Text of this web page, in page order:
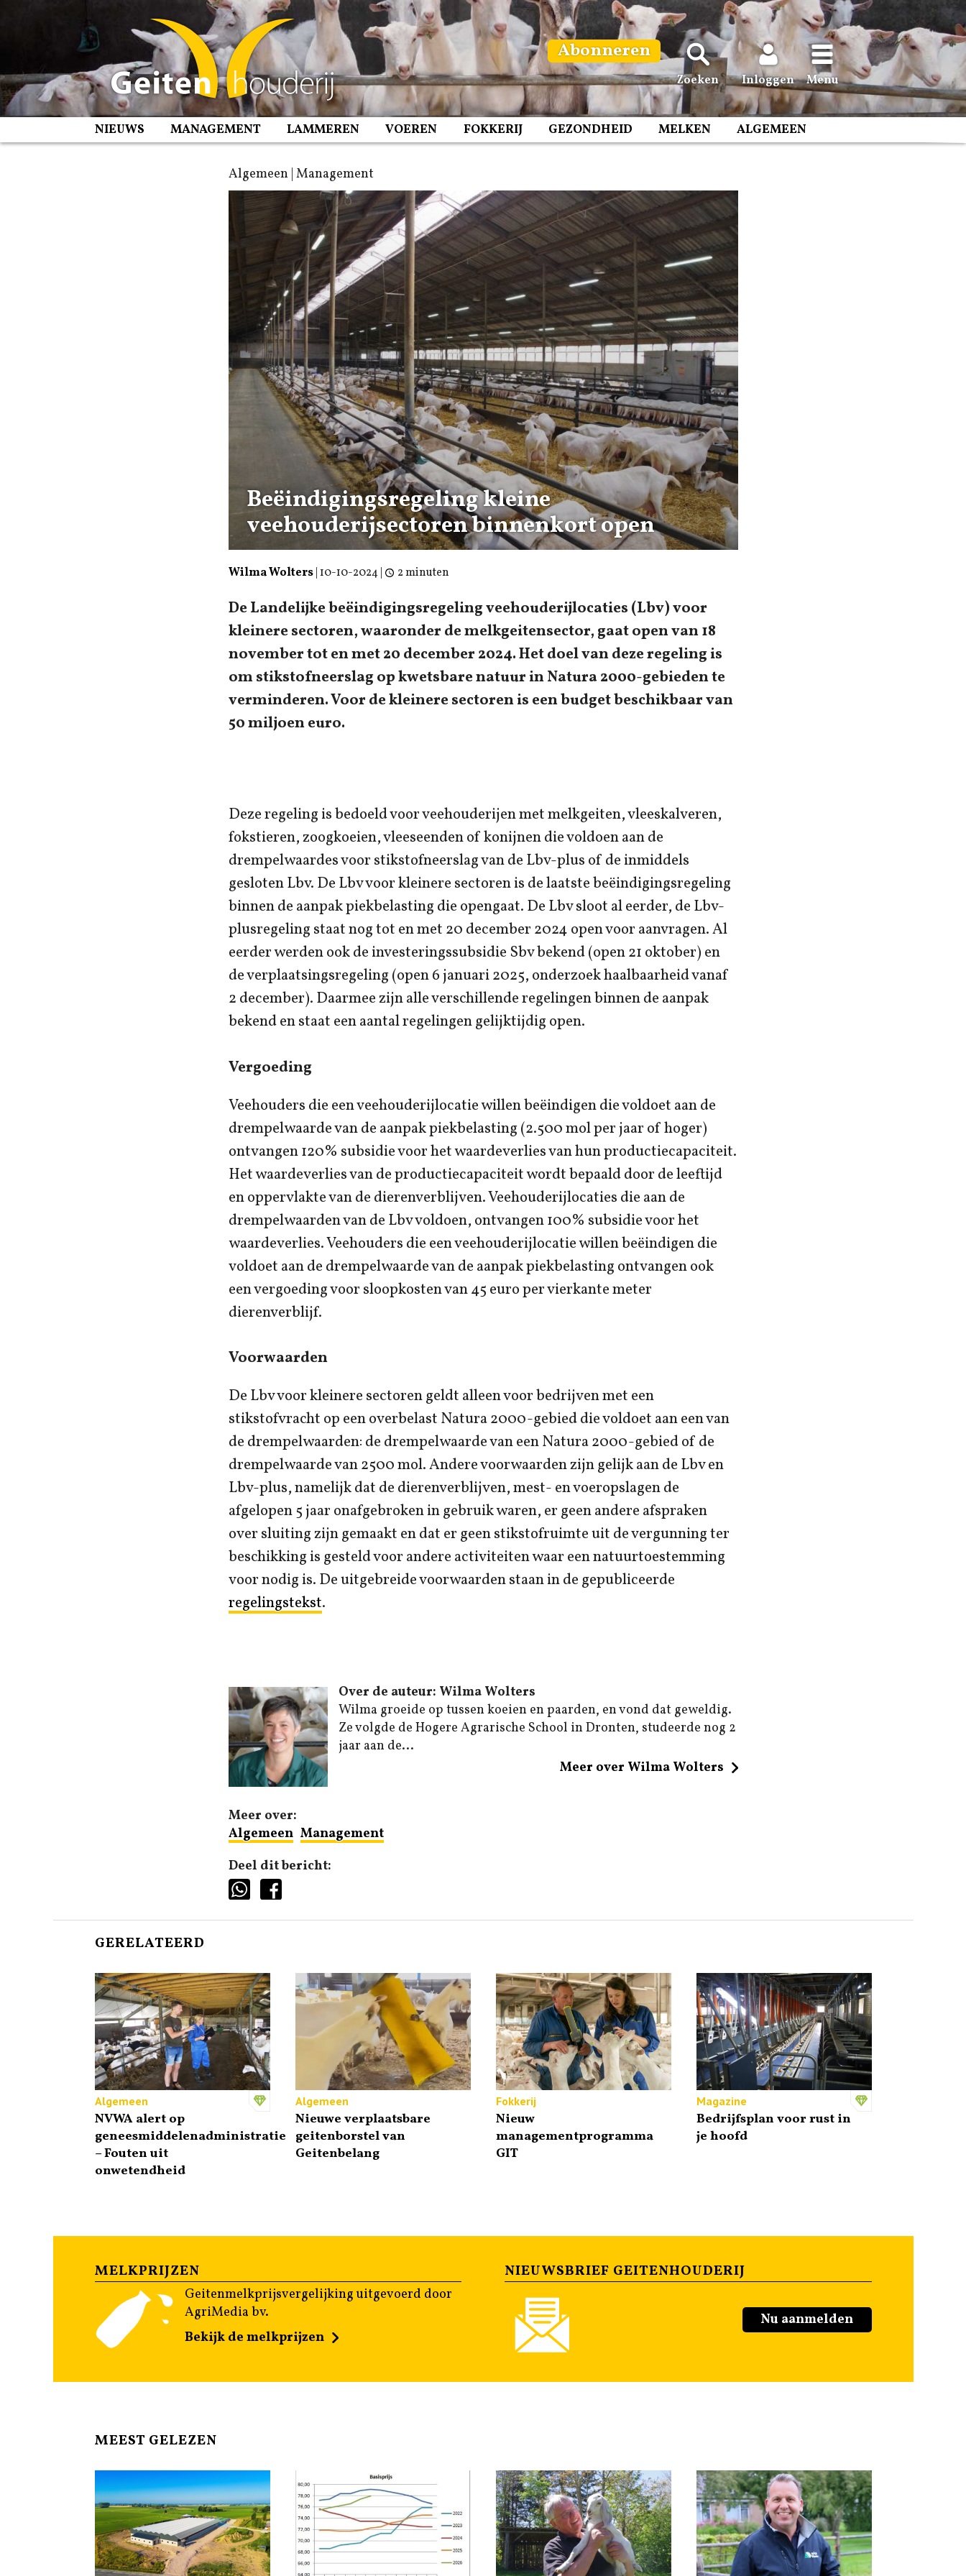
Abonneren
Zoeken Inloggen Menu
NIEUWS MANAGEMENT LAMMEREN VOEREN FOKKERIJ GEZONDHEID MELKEN ALGEMEEN
Algemeen | Management
Beëindigingsregeling kleine
veehouderijsectoren binnenkort open
Wilma Wolters| 10-10-2024| 2 minuten
De Landelijke beëindigingsregeling veehouderijlocaties (Lbv) voor
kleinere sectoren, waaronder de melkgeitensector, gaat open van 18
november tot en met 20 december 2024. Het doel van deze regeling is
om stikstofneerslag op kwetsbare natuur in Natura 2000-gebieden te
verminderen. Voor de kleinere sectoren is een budget beschikbaar van
50 miljoen euro.
Deze regeling is bedoeld voor veehouderijen met melkgeiten, vleeskalveren,
fokstieren, zoogkoeien, vleeseenden of konijnen die voldoen aan de
drempelwaardes voor stikstofneerslag van de Lbv-plus of de inmiddels
gesloten Lbv. De Lbv voor kleinere sectoren is de laatste beëindigingsregeling
binnen de aanpak piekbelasting die opengaat. De Lbv sloot al eerder, de Lbv-
plusregeling staat nog tot en met 20 december 2024 open voor aanvragen. Al
eerder werden ook de investeringssubsidie Sbv bekend (open 21 oktober) en
de verplaatsingsregeling (open 6 januari 2025, onderzoek haalbaarheid vanaf
2 december). Daarmee zijn alle verschillende regelingen binnen de aanpak
bekend en staat een aantal regelingen gelijktijdig open.
Vergoeding
Veehouders die een veehouderijlocatie willen beëindigen die voldoet aan de
drempelwaarde van de aanpak piekbelasting (2.500 mol per jaar of hoger)
ontvangen 120% subsidie voor het waardeverlies van hun productiecapaciteit.
Het waardeverlies van de productiecapaciteit wordt bepaald door de leeftijd
en oppervlakte van de dierenverblijven. Veehouderijlocaties die aan de
drempelwaarden van de Lbv voldoen, ontvangen 100% subsidie voor het
waardeverlies. Veehouders die een veehouderijlocatie willen beëindigen die
voldoet aan de drempelwaarde van de aanpak piekbelasting ontvangen ook
een vergoeding voor sloopkosten van 45 euro per vierkante meter
dierenverblijf.
Voorwaarden
De Lbv voor kleinere sectoren geldt alleen voor bedrijven met een
stikstofvracht op een overbelast Natura 2000-gebied die voldoet aan een van
de drempelwaarden: de drempelwaarde van een Natura 2000-gebied of de
drempelwaarde van 2500 mol. Andere voorwaarden zijn gelijk aan de Lbv en
Lbv-plus, namelijk dat de dierenverblijven, mest- en voeropslagen de
afgelopen 5 jaar onafgebroken in gebruik waren, er geen andere afspraken
over sluiting zijn gemaakt en dat er geen stikstofruimte uit de vergunning ter
beschikking is gesteld voor andere activiteiten waar een natuurtoestemming
voor nodig is. De uitgebreide voorwaarden staan in de gepubliceerde
regelingstekst.
Over de auteur: Wilma Wolters
Wilma groeide op tussen koeien en paarden, en vond dat geweldig.
Ze volgde de Hogere Agrarische School in Dronten, studeerde nog 2
jaar aan de...
Meer over Wilma Wolters
Meer over:
Algemeen Management
Deel dit bericht:
GERELATEERD
Algemeen
NVWA alert op
geneesmiddelenadministratie
– Fouten uit
onwetendheid
Algemeen
Nieuwe verplaatsbare
geitenborstel van
Geitenbelang
Fokkerij
Nieuw
managementprogramma
GIT
Magazine
Bedrijfsplan voor rust in
je hoofd
MELKPRIJZEN
Geitenmelkprijsvergelijking uitgevoerd door
AgriMedia bv.
Bekijk de melkprijzen
NIEUWSBRIEF GEITENHOUDERIJ
Nu aanmelden
MEEST GELEZEN